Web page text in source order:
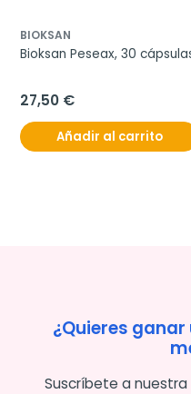
BIOKSAN
Bioksan Peseax, 30
27,50 €
Añadir al carrito
¿Quieres ganar
Suscríbete a